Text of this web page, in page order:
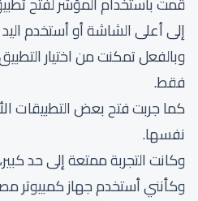
إلى أعلى الشاشة أو أستخدم اليد
وبالفعل تمكنت من اختيار
فقط.
كما جربت فتح بعض التطبيقات
نفسها.
وكانت التجربة ممتعة إلى حد
وكأنني أستخدم جهاز كمبيوتر